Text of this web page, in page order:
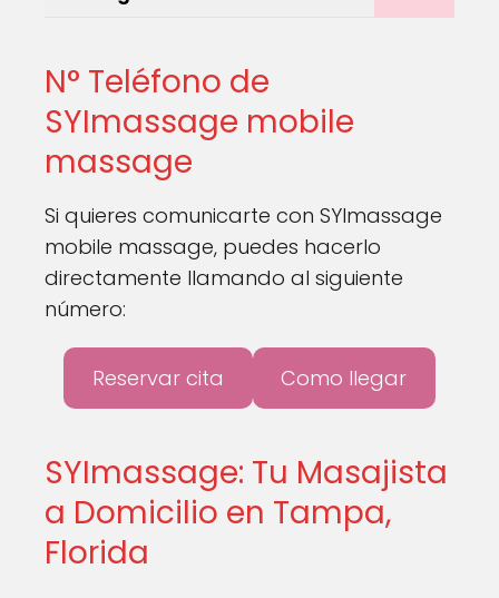
N° Teléfono de
SYImassage mobile
massage
Si quieres comunicarte con SYImassage
mobile massage, puedes hacerlo
directamente llamando al siguiente
número:
Reservar cita Como llegar
SYImassage: Tu Masajista
a Domicilio en Tampa,
Florida